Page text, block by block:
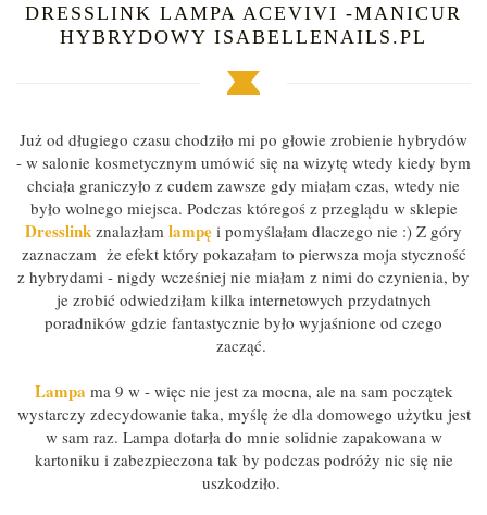
DRESSLINK LAMPA ACEVIVI -MANICUR
HYBRYDOWY ISABELLENAILS.PL
Już od długiego czasu chodziło mi po głowie zrobienie hybrydów
- w salonie kosmetycznym umówić się na wizytę wtedy kiedy bym
chciała graniczyło z cudem zawsze gdy miałam czas, wtedy nie
było wolnego miejsca. Podczas któregoś z przeglądu w sklepie
Dresslink znalazłam lampę i pomyślałam dlaczego nie :) Z góry
zaznaczam że efekt który pokazałam to pierwsza moja styczność
z hybrydami - nigdy wcześniej nie miałam z nimi do czynienia, by
je zrobić odwiedziłam kilka internetowych przydatnych
poradników gdzie fantastycznie było wyjaśnione od czego
zacząć.
Lampa ma 9 w - więc nie jest za mocna, ale na sam początek
wystarczy zdecydowanie taka, myślę że dla domowego użytku jest
w sam raz. Lampa dotarła do mnie solidnie zapakowana w
kartoniku i zabezpieczona tak by podczas podróży nic się nie
uszkodziło.